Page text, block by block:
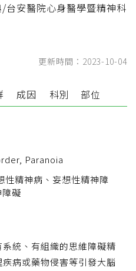
台安醫院心身醫學暨精神科
更新時間：2023-10-04
成因 科別 部位
Paranoia
性精神病、妄想性精神障
礙
統、有組織的思維障礙精
病或藥物侵害等引發大腦